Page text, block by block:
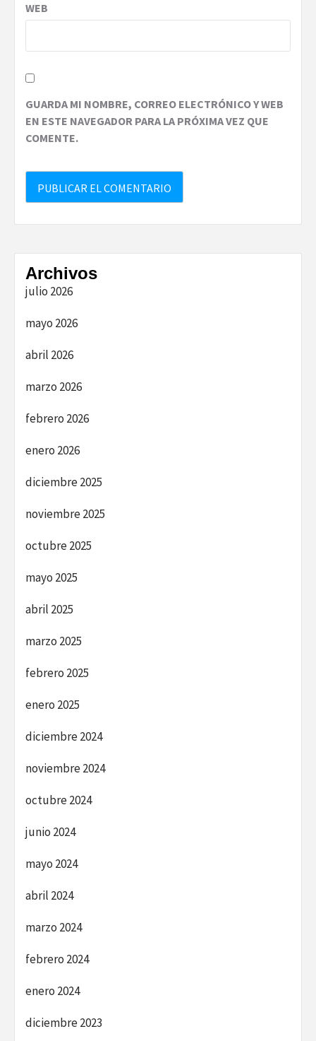
WEB
GUARDA MI NOMBRE, CORREO ELECTRÓNICO Y WEB
EN ESTE NAVEGADOR PARA LA PRÓXIMA VEZ QUE
COMENTE.
Archivos
julio 2026
mayo 2026
abril 2026
marzo 2026
febrero 2026
enero 2026
diciembre 2025
noviembre 2025
octubre 2025
mayo 2025
abril 2025
marzo 2025
febrero 2025
enero 2025
diciembre 2024
noviembre 2024
octubre 2024
junio 2024
mayo 2024
abril 2024
marzo 2024
febrero 2024
enero 2024
diciembre 2023